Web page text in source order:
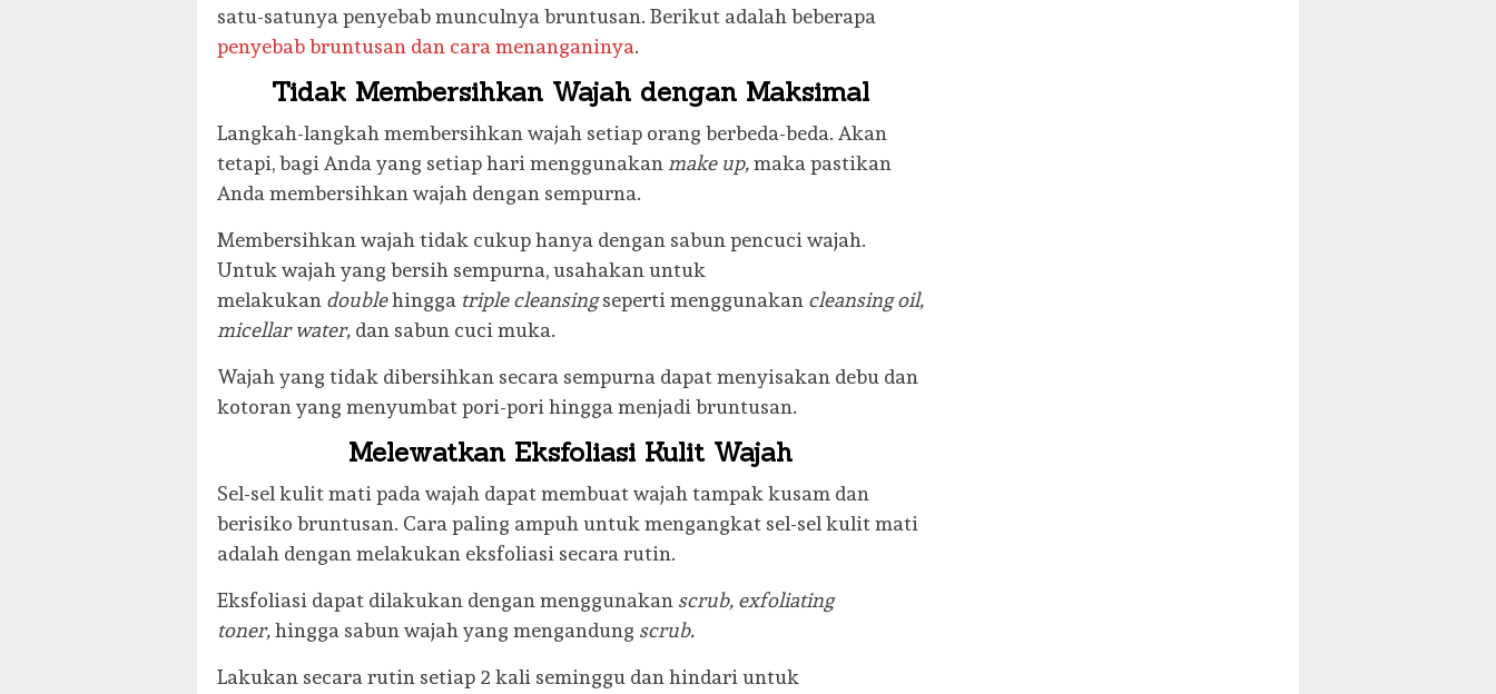
satu-satunya penyebab munculnya bruntusan. Berikut adalah beberapa
penyebab bruntusan dan cara menanganinya.
Tidak Membersihkan Wajah dengan Maksimal
Langkah-langkah membersihkan wajah setiap orang berbeda-beda. Akan
tetapi, bagi Anda yang setiap hari menggunakanmake up,maka pastikan
Anda membersihkan wajah dengan sempurna.
Membersihkan wajah tidak cukup hanya dengan sabun pencuci wajah.
Untuk wajah yang bersih sempurna, usahakan untuk
melakukan doublehingga triple cleansingseperti menggunakan cleansing oil,
micellar water, dan sabun cuci muka.
Wajah yang tidak dibersihkan secara sempurna dapat menyisakan debu dan
kotoran yang menyumbat pori-pori hingga menjadi bruntusan.
Melewatkan Eksfoliasi Kulit Wajah
Sel-sel kulit mati pada wajah dapat membuat wajah tampak kusam dan
berisiko bruntusan. Cara paling ampuh untuk mengangkat sel-sel kulit mati
adalah dengan melakukan eksfoliasi secara rutin.
Eksfoliasi dapat dilakukan dengan menggunakan scrub, exfoliating
toner,hingga sabun wajah yang mengandung scrub.
Lakukan secara rutin setiap 2 kali seminggu dan hindari untuk